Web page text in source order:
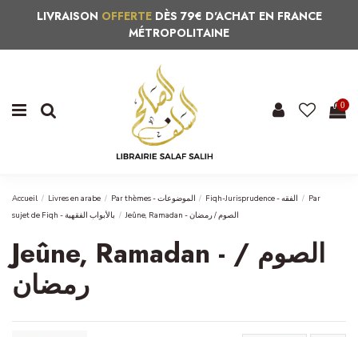
LIVRAISON OFFERTEDÈS 79€ D'ACHAT EN FRANCE
MÉTROPOLITAINE
0
Accueil Livres en arabe Par thèmes - الموضوعات Fiqh-Jurisprudence - الفقه
Par
sujet de Fiqh - بالأبواب الفقهية
Jeûne, Ramadan - الصوم / رمضان
Jeûne, Ramadan - الصوم /
رمضان